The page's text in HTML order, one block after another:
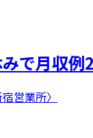
で月収
営業所〉